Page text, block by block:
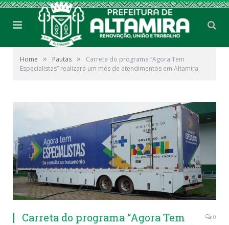
Home » Pautas »
Carreta do programa “Agora Tem
Especialistas” realizará um mês de atendimentos em Altamira
Carreta do programa “Agora Tem
0